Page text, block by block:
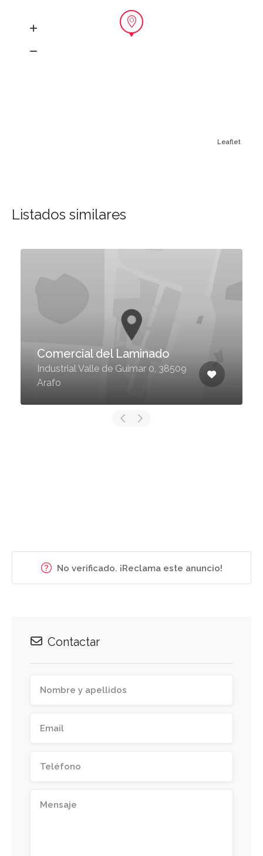
Leaflet
Listados similares
Comercial del Laminado
Industrial Valle de Guimar 0, 38509
Arafo
No verificado. ¡Reclama este anuncio!
Contactar